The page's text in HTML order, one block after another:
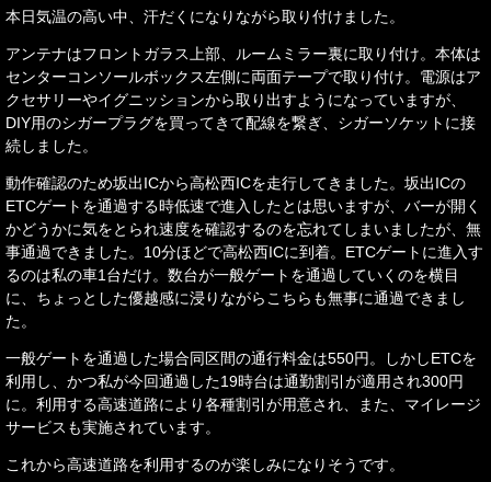
本日気温の高い中、汗だくになりながら取り付けました。
アンテナはフロントガラス上部、ルームミラー裏に取り付け。本体は
センターコンソールボックス左側に両面テープで取り付け。電源はア
クセサリーやイグニッションから取り出すようになっていますが、
DIY用のシガープラグを買ってきて配線を繋ぎ、シガーソケットに接
続しました。
動作確認のため坂出ICから高松西ICを走行してきました。坂出ICの
ETCゲートを通過する時低速で進入したとは思いますが、バーが開く
かどうかに気をとられ速度を確認するのを忘れてしまいましたが、無
事通過できました。10分ほどで高松西ICに到着。ETCゲートに進入す
るのは私の車1台だけ。数台が一般ゲートを通過していくのを横目
に、ちょっとした優越感に浸りながらこちらも無事に通過できまし
た。
一般ゲートを通過した場合同区間の通行料金は550円。しかしETCを
利用し、かつ私が今回通過した19時台は通勤割引が適用され300円
に。利用する高速道路により各種割引が用意され、また、マイレージ
サービスも実施されています。
これから高速道路を利用するのが楽しみになりそうです。